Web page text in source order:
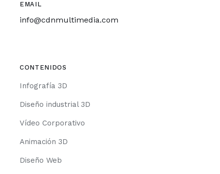
EMAIL
info@cdnmultimedia.com
CONTENIDOS
Infografía 3D
Diseño industrial 3D
Vídeo Corporativo
Animación 3D
Diseño Web